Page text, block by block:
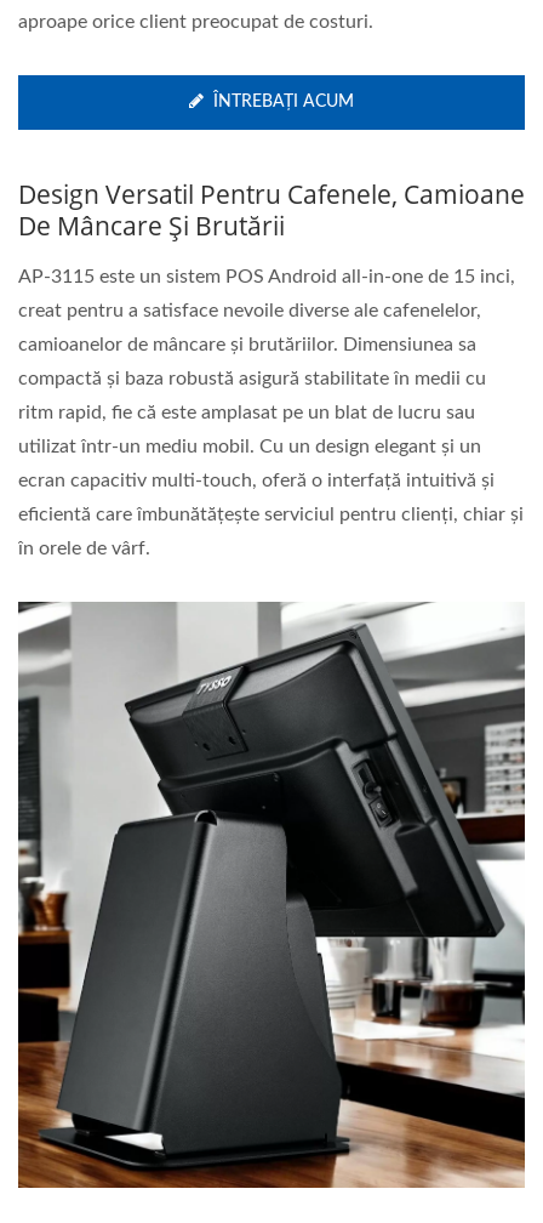
aproape orice client preocupat de costuri.
ÎNTREBAȚI ACUM
Design Versatil Pentru Cafenele, Camioane
De Mâncare Și Brutării
AP-3115 este un sistem POS Android all-in-one de 15 inci,
creat pentru a satisface nevoile diverse ale cafenelelor,
camioanelor de mâncare și brutăriilor. Dimensiunea sa
compactă și baza robustă asigură stabilitate în medii cu
ritm rapid, fie că este amplasat pe un blat de lucru sau
utilizat într-un mediu mobil. Cu un design elegant și un
ecran capacitiv multi-touch, oferă o interfață intuitivă și
eficientă care îmbunătățește serviciul pentru clienți, chiar și
în orele de vârf.